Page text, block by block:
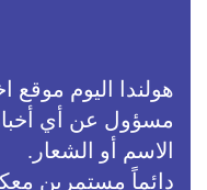
هولندا اليوم موقع
مسؤول عن أي
الاسم أو الشعار.
دائماً مستمرين